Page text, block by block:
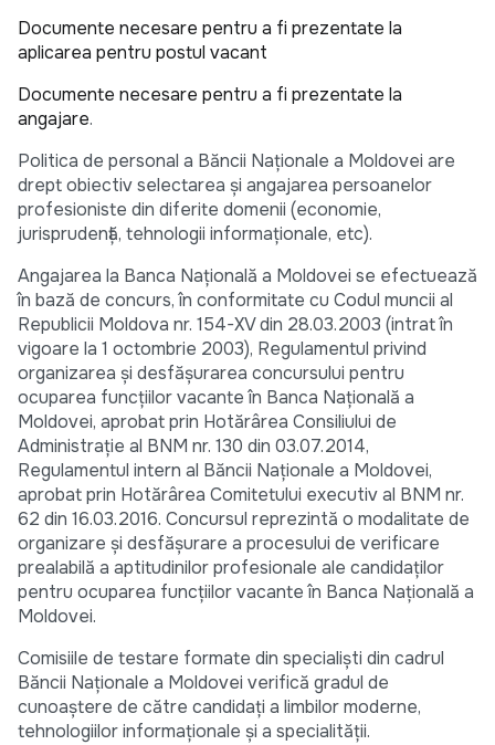
Documente necesare pentru a fi prezentate la
aplicarea pentru postul vacant
Documente necesare pentru a fi prezentate la
angajare.
Politica de personal a Băncii Naţionale a Moldovei are
drept obiectiv selectarea şi angajarea persoanelor
profesioniste din diferite domenii (economie,
jurisprudenţă, tehnologii informaţionale, etc).
Angajarea la Banca Naţională a Moldovei se efectuează
în bază de concurs, în conformitate cu Codul muncii al
Republicii Moldova nr. 154-XV din 28.03.2003 (intrat în
vigoare la 1 octombrie 2003), Regulamentul privind
organizarea şi desfăşurarea concursului pentru
ocuparea funcţiilor vacante în Banca Naţională a
Moldovei, aprobat prin Hotărârea Consiliului de
Administraţie al BNM nr. 130 din 03.07.2014,
Regulamentul intern al Băncii Naţionale a Moldovei,
aprobat prin Hotărârea Comitetului executiv al BNM nr.
62 din 16.03.2016. Concursul reprezintă o modalitate de
organizare şi desfăşurare a procesului de verificare
prealabilă a aptitudinilor profesionale ale candidaţilor
pentru ocuparea funcţiilor vacante în Banca Naţională a
Moldovei.
Comisiile de testare formate din specialişti din cadrul
Băncii Naţionale a Moldovei verifică gradul de
cunoaştere de către candidaţi a limbilor moderne,
tehnologiilor informaţionale şi a specialităţii.